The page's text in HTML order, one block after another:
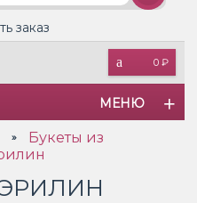
0 ₽
заказ
МЕНЮ
»
Букеты из